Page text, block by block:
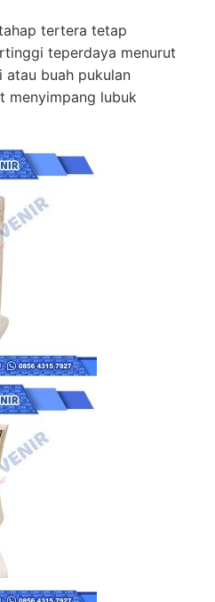
tertera tetap
teperdaya menurut
buah pukulan
menyimpang lubuk